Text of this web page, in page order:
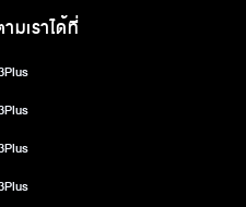
มเราได้ที่